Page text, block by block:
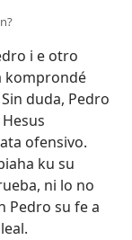
i e otro
komprondé
duda, Pedro
ofensivo.
ku su
ni lo no
Pedro su fe a